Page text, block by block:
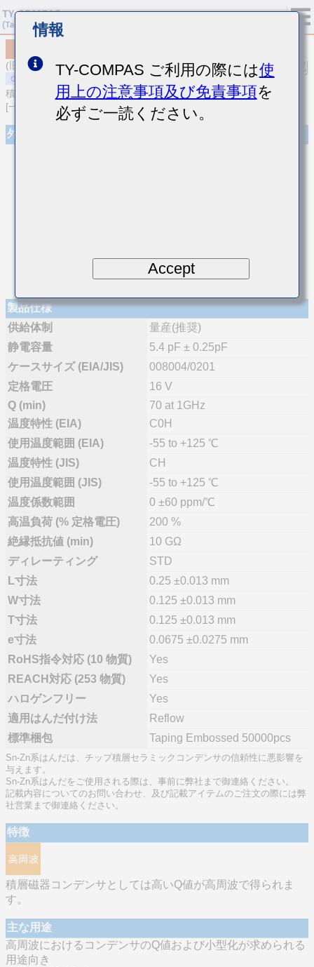
(旧品番 EVS021CH5R4CK-W)
積層セラミックコンデンサ
[一般用 高周波/低損失積層セラミックコンデンサ]
外観
製品仕様
供給体制
量産(推奨)
静電容量
5.4 pF ± 0.25pF
ケースサイズ (EIA/JIS)
008004/0201
定格電圧
16 V
Q (min)
70 at 1GHz
温度特性 (EIA)
C0H
使用温度範囲 (EIA)
-55 to +125 ℃
温度特性 (JIS)
CH
使用温度範囲 (JIS)
-55 to +125 ℃
温度係数範囲
0 ±60 ppm/℃
高温負荷 (% 定格電圧)
200 %
絶縁抵抗値 (min)
10 GΩ
ディレーティング
STD
L寸法
0.25 ±0.013 mm
W寸法
0.125 ±0.013 mm
T寸法
0.125 ±0.013 mm
e寸法
0.0675 ±0.0275 mm
RoHS指令対応 (10 物質)
Yes
REACH対応 (253 物質)
Yes
ハロゲンフリー
Yes
適用はんだ付け法
Reflow
標準梱包
Taping Embossed 50000pcs
Sn-Zn系はんだは、チップ積層セラミックコンデンサの信頼性に悪影響を
与えます。
Sn-Zn系はんだをご使用される際は、事前に弊社まで御連絡ください。
記載内容についてのお問い合わせ、及び記載アイテムのご注文の際には弊
社営業まで御連絡ください。
特徴
積層磁器コンデンサとしては高いQ値が高周波で得られま
す。
主な用途
高周波におけるコンデンサのQ値および小型化が求められる
用途向き
情報
TY-COMPAS ご利用の際には使
用上の注意事項及び免責事項を
必ずご一読ください。
Accept